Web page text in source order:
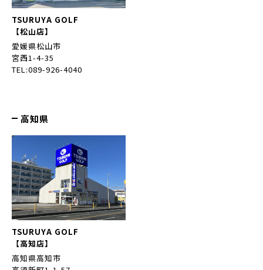
TSURUYA GOLF
【松山店】
愛媛県松山市
宮西1-4-35
TEL:089-926-4040
高知県
TSURUYA GOLF
【高知店】
高知県高知市